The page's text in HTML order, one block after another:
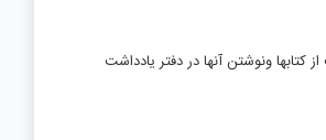
کتابها ونوشتن آنها در دفتر یادداشت